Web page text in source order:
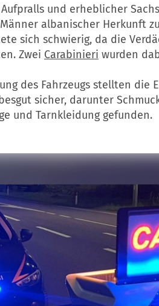
und erheblicher
albanischer Herkunft
sich schwierig, da die
Zwei Carabinieri wurden
des Fahrzeugs stellten die
sicher, darunter
und Tarnkleidung gefunden.